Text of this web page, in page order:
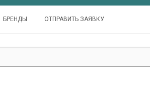
БРЕНДЫ ОТПРАВИТЬ ЗАЯВКУ